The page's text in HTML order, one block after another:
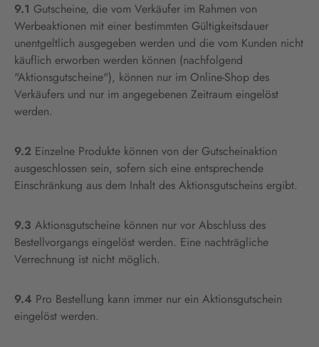
9.1 Gutscheine, die vom Verkäufer im Rahmen von
Werbeaktionen mit einer bestimmten Gültigkeitsdauer
unentgeltlich ausgegeben werden und die vom Kunden nicht
käuflich erworben werden können (nachfolgend
"Aktionsgutscheine"), können nur im Online-Shop des
Verkäufers und nur im angegebenen Zeitraum eingelöst
werden.
9.2 Einzelne Produkte können von der Gutscheinaktion
ausgeschlossen sein, sofern sich eine entsprechende
Einschränkung aus dem Inhalt des Aktionsgutscheins ergibt.
9.3 Aktionsgutscheine können nur vor Abschluss des
Bestellvorgangs eingelöst werden. Eine nachträgliche
Verrechnung ist nicht möglich.
9.4 Pro Bestellung kann immer nur ein Aktionsgutschein
eingelöst werden.